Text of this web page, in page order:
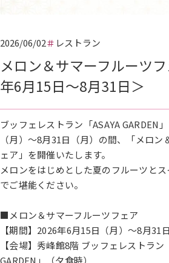
2026/06/02 レストラン
メロン＆サマーフルーツ
年6月15日～8月31日＞
ブッフェレストラン「ASAYA GARDEN
（月）～8月31日（月）の間、「メロン
ェア」を開催いたします。
メロンをはじめとした夏のフルーツと
でご堪能ください。
■メロン＆サマーフルーツフェア
【期間】2026年6月15日（月）～8月31日
【会場】秀峰館8階 ブッフェレストラン
GARDEN」（夕食時）